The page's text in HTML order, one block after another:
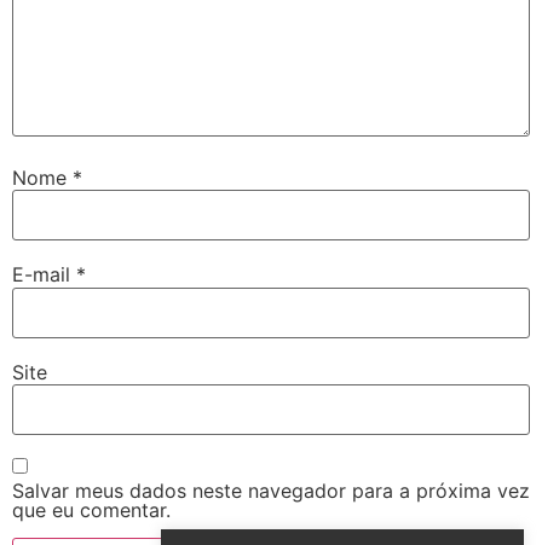
Nome *
E-mail *
Site
Salvar meus dados neste navegador para a próxima vez
que eu comentar.